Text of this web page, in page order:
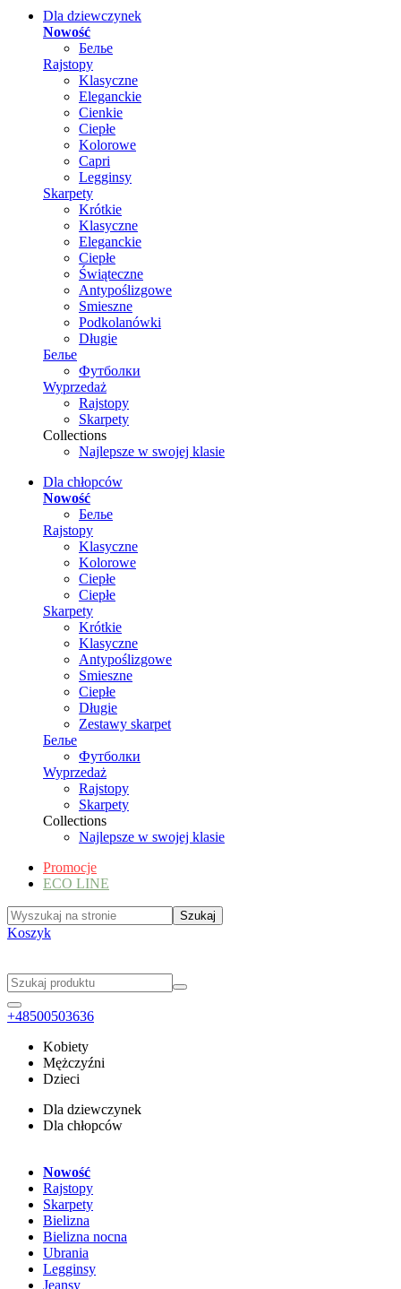
Dla dziewczynek
Nowość
Белье
Rajstopy
Klasyczne
Eleganckie
Cienkie
Ciepłe
Kolorowe
Capri
Legginsy
Skarpety
Krótkie
Klasyczne
Eleganckie
Ciepłe
Świąteczne
Antypoślizgowe
Smieszne
Podkolanówki
Długie
Белье
Футболки
Wyprzedaż
Rajstopy
Skarpety
Collections
Najlepsze w swojej klasie
Dla chłopców
Nowość
Белье
Rajstopy
Klasyczne
Kolorowe
Ciepłe
Ciepłe
Skarpety
Krótkie
Klasyczne
Antypoślizgowe
Smieszne
Ciepłe
Długie
Zestawy skarpet
Белье
Футболки
Wyprzedaż
Rajstopy
Skarpety
Collections
Najlepsze w swojej klasie
Promocje
ECO LINE
Koszyk
+48500503636
Kobiety
Mężczyźni
Dzieci
Dla dziewczynek
Dla chłopców
Nowość
Rajstopy
Skarpety
Bielizna
Bielizna nocna
Ubrania
Legginsy
Jeansy